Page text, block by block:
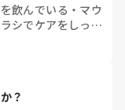
飲んでいる ・ マウ
シでケアをしっか
？